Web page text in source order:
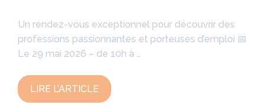
Un rendez-vous exceptionnel pour découvrir des
professions passionnantes et porteuses d’emploi 📅
Le 29 mai 2026 – de 10h à …
LIRE L’ARTICLE